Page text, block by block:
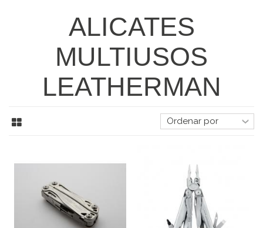
ALICATES
MULTIUSOS
LEATHERMAN